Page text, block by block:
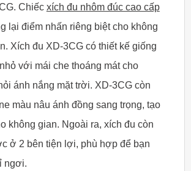
Chiếc xích đu nhôm đúc cao cấp
lại điểm nhấn riêng biệt cho không
Xích đu XD-3CG có thiết kế giống
với mái che thoáng mát cho
ánh nắng mặt trời. XD-3CG còn
màu nâu ánh đồng sang trọng, tạo
không gian. Ngoài ra, xích đu còn
ở 2 bên tiện lợi, phù hợp để bạn
ngơi.